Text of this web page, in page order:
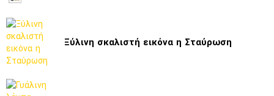
Ξύλινη σκαλιστή εικόνα η Σταύρωση